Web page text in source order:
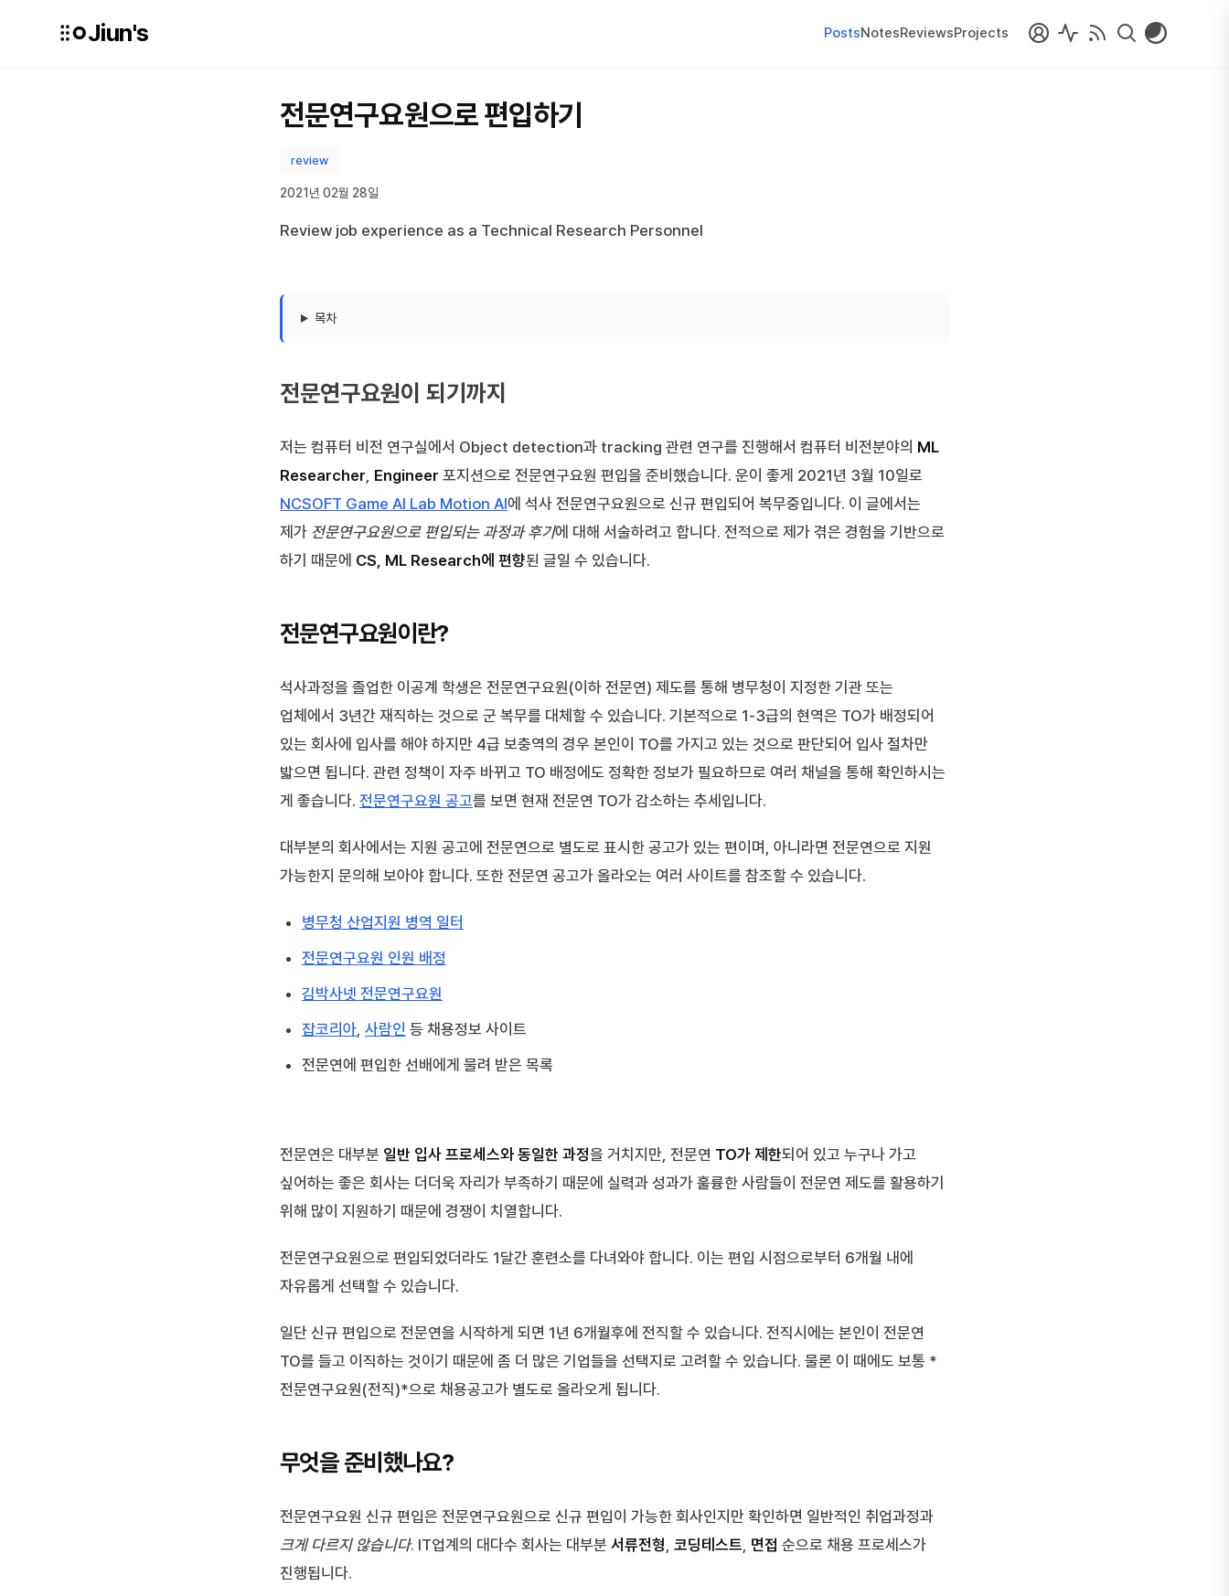
Jiun's PostsNotesReviewsProjects
전문연구요원으로 편입하기
review
2021년 02월 28일
Review job experience as a Technical Research Personnel
목차
전문연구요원이 되기까지
저는 컴퓨터 비전 연구실에서 Object detection과 tracking 관련 연구를 진행해서 컴퓨터 비전분야의 ML
Researcher, Engineer 포지션으로 전문연구요원 편입을 준비했습니다. 운이 좋게 2021년 3월 10일로
NCSOFT Game AI Lab Motion AI에 석사 전문연구요원으로 신규 편입되어 복무중입니다. 이 글에서는
제가 전문연구요원으로 편입되는 과정과 후기에 대해 서술하려고 합니다. 전적으로 제가 겪은 경험을 기반으로
하기 때문에 CS, ML Research에 편향된 글일 수 있습니다.
전문연구요원이란?
석사과정을 졸업한 이공계 학생은 전문연구요원(이하 전문연) 제도를 통해 병무청이 지정한 기관 또는
업체에서 3년간 재직하는 것으로 군 복무를 대체할 수 있습니다. 기본적으로 1-3급의 현역은 TO가 배정되어
있는 회사에 입사를 해야 하지만 4급 보충역의 경우 본인이 TO를 가지고 있는 것으로 판단되어 입사 절차만
밟으면 됩니다. 관련 정책이 자주 바뀌고 TO 배정에도 정확한 정보가 필요하므로 여러 채널을 통해 확인하시는
게 좋습니다. 전문연구요원 공고를 보면 현재 전문연 TO가 감소하는 추세입니다.
대부분의 회사에서는 지원 공고에 전문연으로 별도로 표시한 공고가 있는 편이며, 아니라면 전문연으로 지원
가능한지 문의해 보아야 합니다. 또한 전문연 공고가 올라오는 여러 사이트를 참조할 수 있습니다.
병무청 산업지원 병역 일터
전문연구요원 인원 배정
김박사넷 전문연구요원
잡코리아, 사람인 등 채용정보 사이트
전문연에 편입한 선배에게 물려 받은 목록
전문연은 대부분 일반 입사 프로세스와 동일한 과정을 거치지만, 전문연 TO가 제한되어 있고 누구나 가고
싶어하는 좋은 회사는 더더욱 자리가 부족하기 때문에 실력과 성과가 훌륭한 사람들이 전문연 제도를 활용하기
위해 많이 지원하기 때문에 경쟁이 치열합니다.
전문연구요원으로 편입되었더라도 1달간 훈련소를 다녀와야 합니다. 이는 편입 시점으로부터 6개월 내에
자유롭게 선택할 수 있습니다.
일단 신규 편입으로 전문연을 시작하게 되면 1년 6개월후에 전직할 수 있습니다. 전직시에는 본인이 전문연
TO를 들고 이직하는 것이기 때문에 좀 더 많은 기업들을 선택지로 고려할 수 있습니다. 물론 이 때에도 보통 *
전문연구요원(전직)*으로 채용공고가 별도로 올라오게 됩니다.
무엇을 준비했나요?
전문연구요원 신규 편입은 전문연구요원으로 신규 편입이 가능한 회사인지만 확인하면 일반적인 취업과정과
크게 다르지 않습니다. IT업계의 대다수 회사는 대부분 서류전형, 코딩테스트, 면접 순으로 채용 프로세스가
진행됩니다.